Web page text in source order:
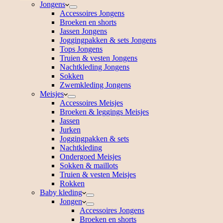
Jongens
Accessoires Jongens
Broeken en shorts
Jassen Jongens
Joggingpakken & sets Jongens
Tops Jongens
Truien & vesten Jongens
Nachtkleding Jongens
Sokken
Zwemkleding Jongens
Meisjes
Accessoires Meisjes
Broeken & leggings Meisjes
Jassen
Jurken
Joggingpakken & sets
Nachtkleding
Ondergoed Meisjes
Sokken & maillots
Truien & vesten Meisjes
Rokken
Baby kleding
Jongen
Accessoires Jongens
Broeken en shorts